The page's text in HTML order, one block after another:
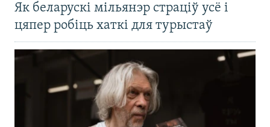
Як беларускі мільянэр страціў усё і
цяпер робіць хаткі для турыстаў